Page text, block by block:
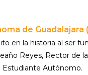
de Guadalajara
en la historia al ser
Reyes, Rector de
Estudiante Autónomo.